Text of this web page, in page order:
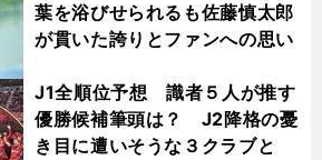
葉を浴びせられるも佐藤慎太郎
が貫いた誇りとファンへの思い
J1全順位予想 識者５人が推す
優勝候補筆頭は？ J2降格の憂
き目に遭いそうな３クラブと